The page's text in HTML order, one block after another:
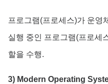
프로그램(프로세스)가 운영
실행 중인 프로그램(프로세
할을 수행.
3) Modern Operating